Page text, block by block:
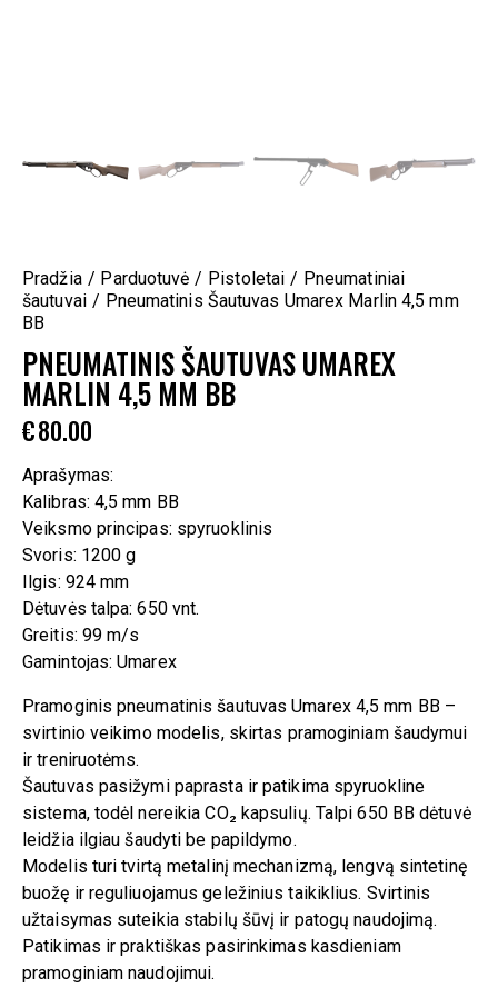
Pradžia Parduotuvė Pistoletai
Pneumatiniai
šautuvai
Pneumatinis Šautuvas Umarex Marlin 4,5 mm
BB
PNEUMATINIS ŠAUTUVAS UMAREX
MARLIN 4,5 MM BB
€80.00
Aprašymas:
Kalibras: 4,5 mm BB
Veiksmo principas: spyruoklinis
Svoris: 1200 g
Ilgis: 924 mm
Dėtuvės talpa: 650 vnt.
Greitis: 99 m/s
Gamintojas: Umarex
Pramoginis pneumatinis šautuvas Umarex 4,5 mm BB –
svirtinio veikimo modelis, skirtas pramoginiam šaudymui
ir treniruotėms.
Šautuvas pasižymi paprasta ir patikima spyruokline
sistema, todėl nereikia CO₂ kapsulių. Talpi 650 BB dėtuvė
leidžia ilgiau šaudyti be papildymo.
Modelis turi tvirtą metalinį mechanizmą, lengvą sintetinę
buožę ir reguliuojamus geležinius taikiklius. Svirtinis
užtaisymas suteikia stabilų šūvį ir patogų naudojimą.
Patikimas ir praktiškas pasirinkimas kasdieniam
pramoginiam naudojimui.